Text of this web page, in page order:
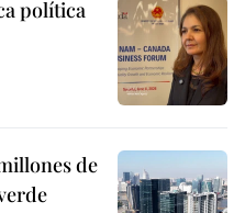
política
de